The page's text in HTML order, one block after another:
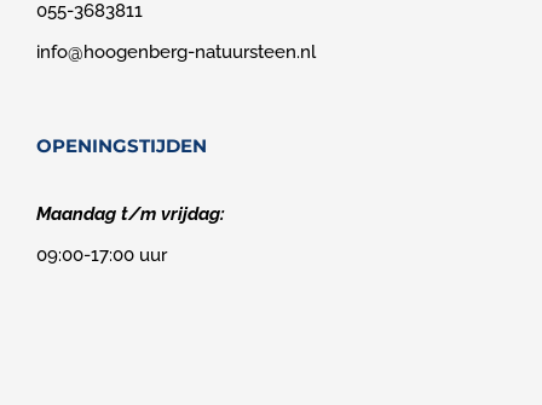
055-3683811
info@hoogenberg-natuursteen.nl
OPENINGSTIJDEN
Maandag t/m vrijdag:
09:00-17:00 uur